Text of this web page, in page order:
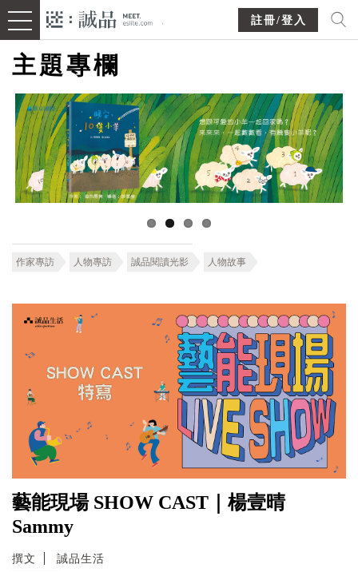
註冊/登入
主題專欄
作家專訪 人物專訪 誠品閱讀光影 人物故事
藝能現場 SHOW CAST｜楊壹晴
Sammy
撰文 誠品生活